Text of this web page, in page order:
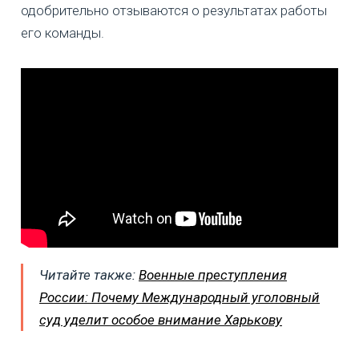
одобрительно отзываются о результатах работы
его команды.
Читайте также: Военные преступления
России: Почему Международный уголовный
суд уделит особое внимание Харькову